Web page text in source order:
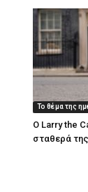
Το θέμα της
Ο Larry the
σταθερά